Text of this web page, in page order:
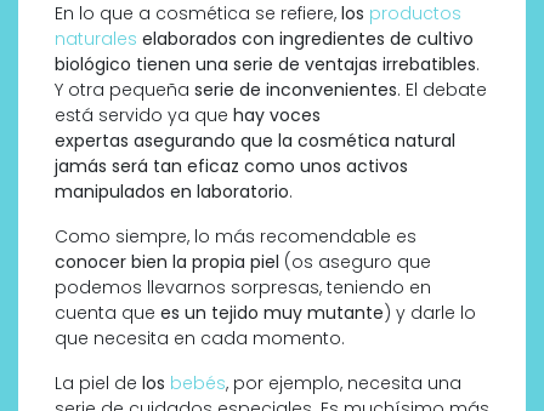
En lo que a cosmética se refiere, los productos
naturales elaborados con ingredientes de cultivo
biológico tienen una serie de ventajas irrebatibles.
Y otra pequeña serie de inconvenientes. El debate
está servido ya que hay voces
expertas asegurando que la cosmética natural
jamás será tan eficaz como unos activos
manipulados en laboratorio.
Como siempre, lo más recomendable es
conocer bien la propia piel (os aseguro que
podemos llevarnos sorpresas, teniendo en
cuenta que es un tejido muy mutante) y darle lo
que necesita en cada momento.
La piel de los bebés, por ejemplo, necesita una